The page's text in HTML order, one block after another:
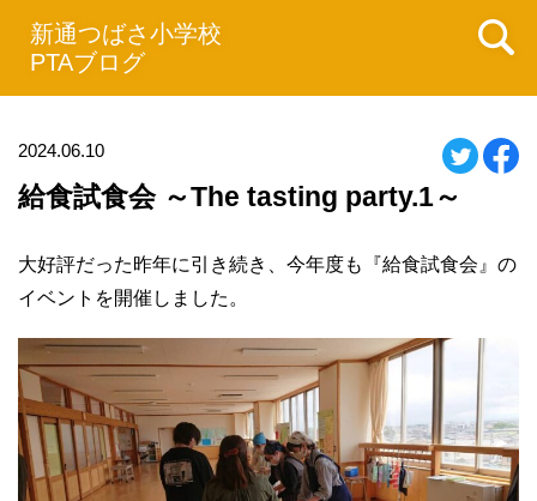
新通つばさ小学校
PTAブログ
2024.06.10
給食試食会 ～The tasting party.1～
大好評だった昨年に引き続き、今年度も『給食試食会』の
イベントを開催しました。